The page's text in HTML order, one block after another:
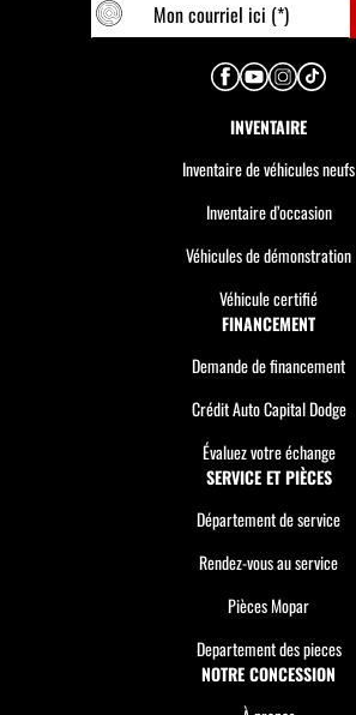
INVENTAIRE
Inventaire de véhicules neufs
Inventaire d’occasion
Véhicules de démonstration
Véhicule certifié
FINANCEMENT
Demande de financement
Crédit Auto Capital Dodge
Évaluez votre échange
SERVICE ET PIÈCES
Département de service
Rendez-vous au service
Pièces Mopar
Departement des pieces
NOTRE CONCESSION